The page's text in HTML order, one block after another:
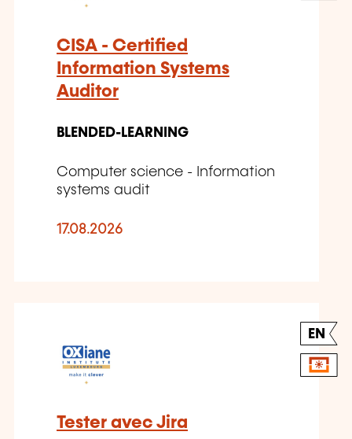
CISA - Certified
Information Systems
Auditor
BLENDED-LEARNING
Computer science - Information
systems audit
17.08.2026
EN
Tester avec Jira